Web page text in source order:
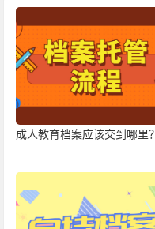
成人教育档案应该交到哪里？